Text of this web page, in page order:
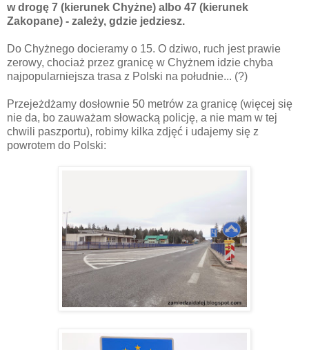
w drogę 7 (kierunek Chyżne) albo 47 (kierunek
Zakopane) - zależy, gdzie jedziesz.
Do Chyżnego docieramy o 15. O dziwo, ruch jest prawie
zerowy, chociaż przez granicę w Chyżnem idzie chyba
najpopularniejsza trasa z Polski na południe... (?)
Przejeżdżamy dosłownie 50 metrów za granicę (więcej się
nie da, bo zauważam słowacką policję, a nie mam w tej
chwili paszportu), robimy kilka zdjęć i udajemy się z
powrotem do Polski: